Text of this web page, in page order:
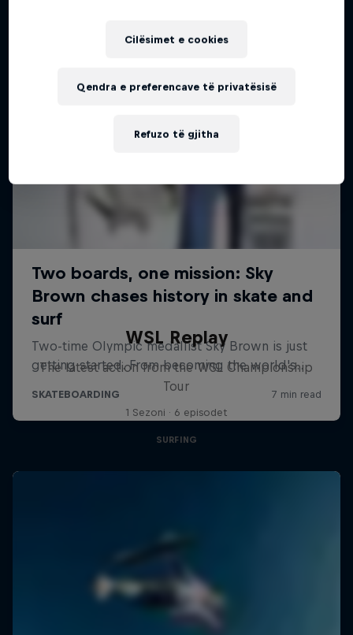
WSL Replay
The latest action from the WSL Championship
Tour
1 Sezoni · 6 episodet
SURFING
Cilësimet e cookies
Refuzo të gjitha
Qendra e preferencave të privatësisë